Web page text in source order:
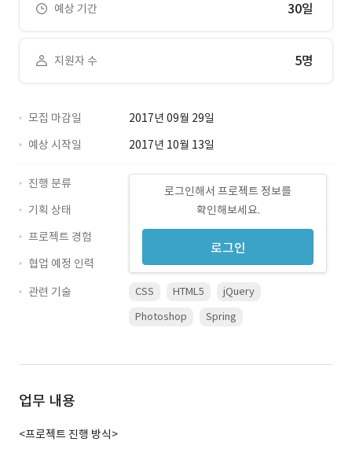
예상 기간 30일
지원자 수 5명
모집 마감일
2017년 09월 29일
예상 시작일
2017년 10월 13일
로그인해서 프로젝트 정보를
확인해보세요.
로그인
진행 분류
기획 상태
프로젝트 경험
협업 예정 인력
관련 기술
CSS HTML5
jQuery
Photoshop
Spring
업무 내용
<프로젝트 진행 방식>